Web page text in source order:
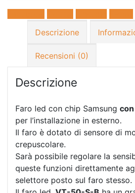
Descrizione
Recensioni (0)
Descrizione
Faro led con chip Samsung
per l’installazione in esterno.
Il faro è dotato di sensore di
crepuscolare.
Sarà possibile regolare la
queste funzioni direttamente
selettore posto sul faro stesso.